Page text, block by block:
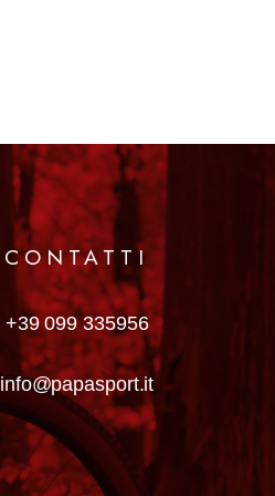
CONTATTI
+39 099 335956
info@papasport.it